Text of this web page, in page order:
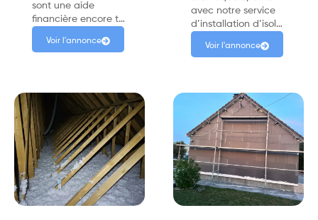
sont une aide
financière encore t…
Voir l'annonce
avec notre service
d’installation d’isol…
Voir l'annonce